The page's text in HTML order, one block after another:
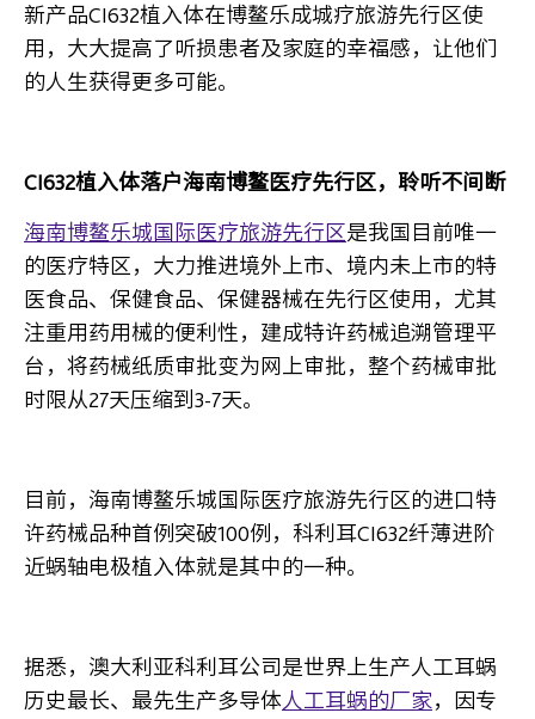
新产品CI632植入体在博鳌乐成城疗旅游先行区使
用，大大提高了听损患者及家庭的幸福感，让他们
的人生获得更多可能。
CI632植入体落户海南博鳌医疗先行区，聆听不间断
海南博鳌乐城国际医疗旅游先行区是我国目前唯一
的医疗特区，大力推进境外上市、境内未上市的特
医食品、保健食品、保健器械在先行区使用，尤其
注重用药用械的便利性，建成特许药械追溯管理平
台，将药械纸质审批变为网上审批，整个药械审批
时限从27天压缩到3-7天。
目前，海南博鳌乐城国际医疗旅游先行区的进口特
许药械品种首例突破100例，科利耳CI632纤薄进阶
近蜗轴电极植入体就是其中的一种。
据悉，澳大利亚科利耳公司是世界上生产人工耳蜗
历史最长、最先生产多导体人工耳蜗的厂家，因专